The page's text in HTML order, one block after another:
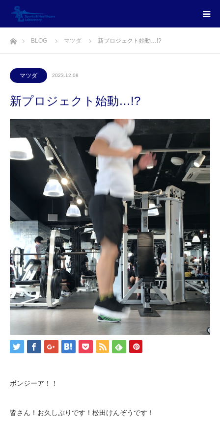
ホームBLOG マツダ 新プロジェクト始動…!?
マツダ 2023.12.08
新プロジェクト始動…!?
ボンジーア！！
皆さん！お久しぶりです！松田けんぞうです！